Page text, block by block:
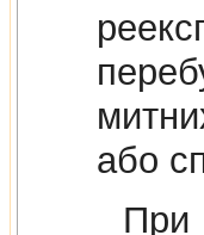
митних
або
При